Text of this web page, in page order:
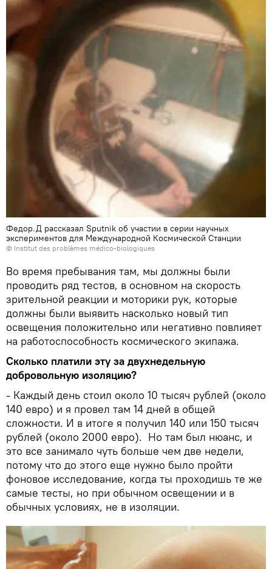
Федор.Д рассказал Sputnik об участии в серии научных
экспериментов для Международной Космической Станции
© Institut des problèmes médico-biologiques
Во время пребывания там, мы должны были
проводить ряд тестов, в основном на скорость
зрительной реакции и моторики рук, которые
должны были выявить насколько новый тип
освещения положительно или негативно повлияет
на работоспособность космического экипажа.
Сколько платили эту за двухнедельную
добровольную изоляцию?
- Каждый день стоил около 10 тысяч рублей (около
140 евро) и я провел там 14 дней в общей
сложности. И в итоге я получил 140 или 150 тысяч
рублей (около 2000 евро). Но там был нюанс, и
это все занимало чуть больше чем две недели,
потому что до этого еще нужно было пройти
фоновое исследование, когда ты проходишь те же
самые тесты, но при обычном освещении и в
обычных условиях, не в изоляции.